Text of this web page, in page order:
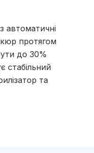
автоматичні
протягом
до 30%
стабільний
та